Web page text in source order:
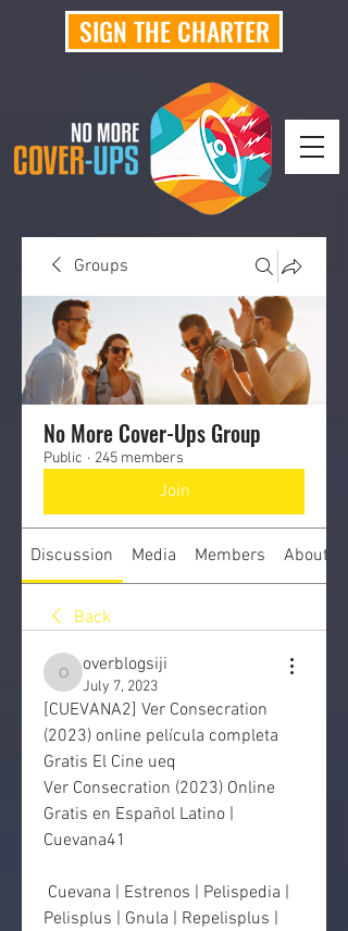
SIGN THE CHARTER
Groups
No More Cover-Ups Group
Public · 245 members
Join
Discussion Media Members About
Back
overblogsiji
overblogsiji
July 7, 2023
[CUEVANA2] Ver Consecration
(2023) online película completa
Gratis El Cine ueq
Ver Consecration (2023) Online
Gratis en Español Latino |
Cuevana41
Pelisplus | Gnula | Repelisplus |